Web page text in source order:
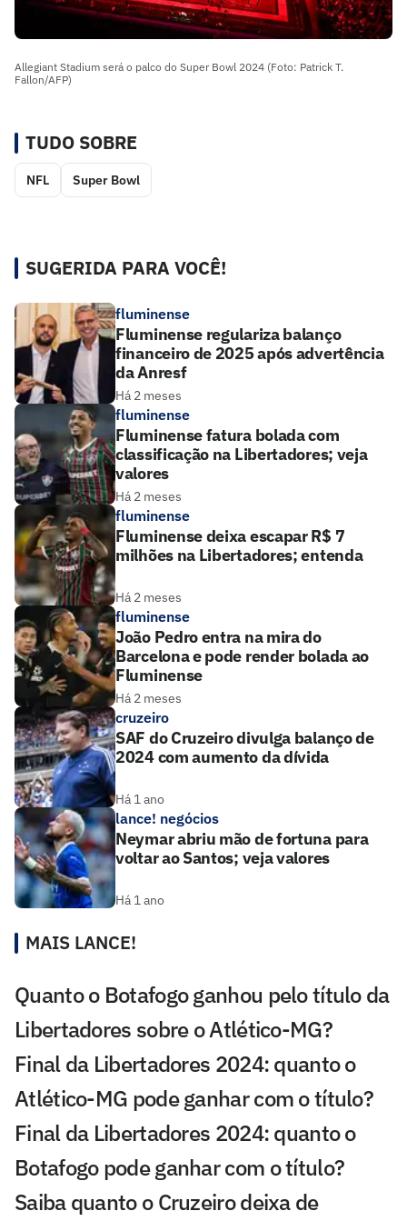
Allegiant Stadium será o palco do Super Bowl 2024 (Foto: Patrick T.
Fallon/AFP)
TUDO SOBRE
NFL Super Bowl
SUGERIDA PARA VOCÊ!
fluminense
Fluminense regulariza balanço
financeiro de 2025 após advertência
da Anresf
Há 2 meses
fluminense
Fluminense fatura bolada com
classificação na Libertadores; veja
valores
Há 2 meses
fluminense
Fluminense deixa escapar R$ 7
milhões na Libertadores; entenda
Há 2 meses
fluminense
João Pedro entra na mira do
Barcelona e pode render bolada ao
Fluminense
Há 2 meses
cruzeiro
SAF do Cruzeiro divulga balanço de
2024 com aumento da dívida
Há 1 ano
lance! negócios
Neymar abriu mão de fortuna para
voltar ao Santos; veja valores
Há 1 ano
MAIS LANCE!
Quanto o Botafogo ganhou pelo título da
Libertadores sobre o Atlético-MG?
Final da Libertadores 2024: quanto o
Atlético-MG pode ganhar com o título?
Final da Libertadores 2024: quanto o
Botafogo pode ganhar com o título?
Saiba quanto o Cruzeiro deixa de